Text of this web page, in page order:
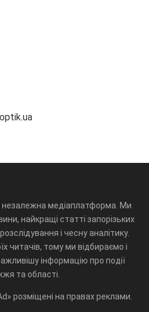
незалежна медіаплатформа. Ми
найкращі статті запорізьких
і чесну аналітику.
читачів, тому ми відбираємо і
інформацію про події
та області.
розміщені на правах реклами.